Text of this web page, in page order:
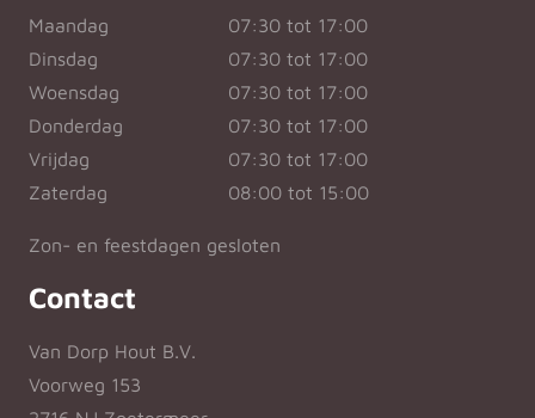
Maandag
07:30 tot 17:00
Dinsdag
07:30 tot 17:00
Woensdag
07:30 tot 17:00
Donderdag
07:30 tot 17:00
Vrijdag
07:30 tot 17:00
Zaterdag
08:00 tot 15:00
Zon- en feestdagen gesloten
Contact
Van Dorp Hout B.V.
Voorweg 153